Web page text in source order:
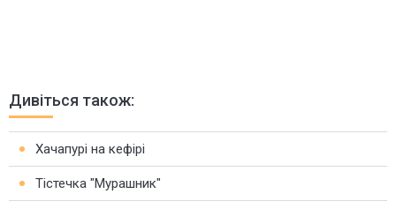
Дивіться також:
Хачапурі на кефірі
Тістечка "Мурашник"